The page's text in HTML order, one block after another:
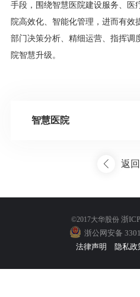
手段，围绕智慧医院建设服务、医
院高效化、智能化管理，进而有效
部门决策分析、精细运营、指挥调
院智慧升级。
智慧医院
返
©2017大华股份 浙
浙公网安备
法律声明
隐私政